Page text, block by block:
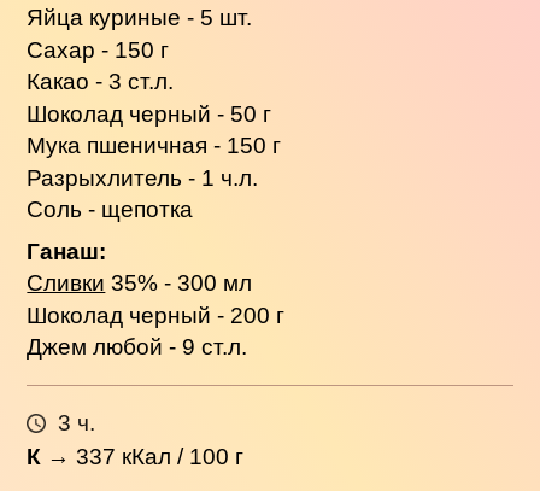
Яйца куриные - 5 шт.
Сахар - 150 г
Какао - 3 ст.л.
Шоколад черный - 50 г
Мука пшеничная - 150 г
Разрыхлитель - 1 ч.л.
Соль - щепотка
Ганаш:
Сливки 35% - 300 мл
Шоколад черный - 200 г
Джем любой - 9 ст.л.
3 ч.
К →337 кКал / 100 г